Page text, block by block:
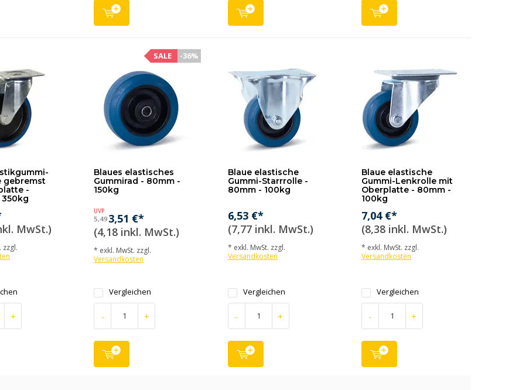
gebremst
-
MwSt.)
zzgl.
+
Blaues elastisches
Gummirad - 80mm -
150kg
-36%
SALE
UVP
5,493,51 €*
(4,18 inkl. MwSt.)
* exkl. MwSt. zzgl.
Versandkosten
Vergleichen
- +
Blaue elastische
Gummi-Starrrolle -
80mm - 100kg
6,53 €*
(7,77 inkl. MwSt.)
* exkl. MwSt. zzgl.
Versandkosten
Vergleichen
- +
Blaue elastische
Gummi-Lenkrolle mit
Oberplatte - 80mm -
100kg
7,04 €*
(8,38 inkl. MwSt.)
* exkl. MwSt. zzgl.
Versandkosten
Vergleichen
- +